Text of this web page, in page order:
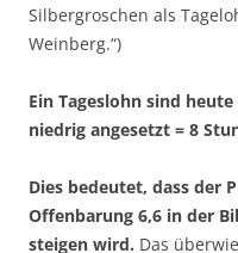
Silbergroschen als
Weinberg.“)
Ein Tageslohn sind
niedrig angesetzt = 8
Dies bedeutet, dass der
Offenbarung 6,6 in der
steigen wird. Das